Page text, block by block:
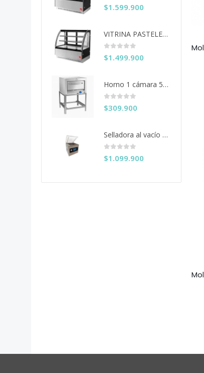
0
$1.599.900
VITRINA PASTELERA ITA CURVA 150 CM
0
$1.499.900
Horno 1 cámara 50x50 Ventus
0
$309.900
Selladora al vacío 40 cms. KDZ-400/2F
0
$1.099.900